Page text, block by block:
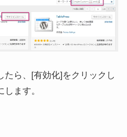
たら、[有効化]をクリックし
ます。